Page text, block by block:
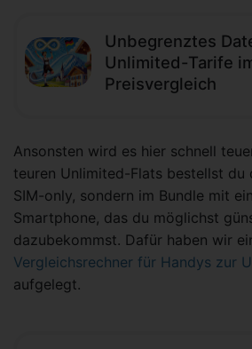
Unbegrenztes
Unlimited-Tarife
Preisvergleich
Ansonsten wird es hier schnell
teuren Unlimited-Flats bestellst du
SIM-only, sondern im Bundle mit
Smartphone, das du möglichst
dazubekommst. Dafür haben wir
Vergleichsrechner für Handys zur
aufgelegt.